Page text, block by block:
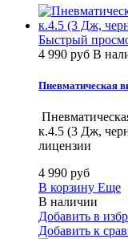
Быстрый
4 990 руб В
Пневматическая
к.4.5 (3 Дж,
лицензии
4 990 руб
В корзину Еще
В наличии
Добавить в
Добавить к